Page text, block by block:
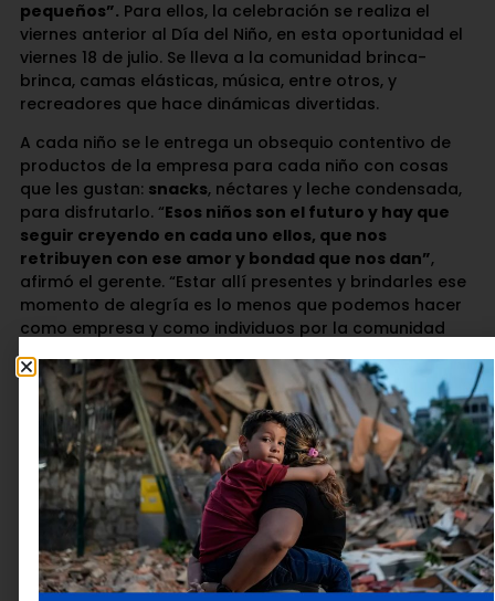
pequeños”. Para ellos, la celebración se realiza el
viernes anterior al Día del Niño, en esta oportunidad el
viernes 18 de julio. Se lleva a la comunidad brinca-
brinca, camas elásticas, música, entre otros, y
recreadores que hace dinámicas divertidas.
A cada niño se le entrega un obsequio contentivo de
productos de la empresa para cada niño con cosas
que les gustan: snacks, néctares y leche condensada,
para disfrutarlo. “Esos niños son el futuro y hay que
seguir creyendo en cada uno ellos, que nos
retribuyen con ese amor y bondad que nos dan”,
afirmó el gerente. “Estar allí presentes y brindarles ese
momento de alegría es lo menos que podemos hacer
como empresa y como individuos por la comunidad
muchas necesidades complejas”, indicó Díaz.
Díaz destacó el apoyo continuo a las necesidades de
la comunidad, que enfrenta desafíos en el acceso a
servicios. Natulac ha brindado apoyo con donaciones
de abrazaderas para tuberías que están adquiriendo y
pipas para el almacenamiento de agua (150 pipas
entregadas recientemente).
También están colaborando con 8 reflectores de luz
para la iluminación de vías públicas. Este apoyo